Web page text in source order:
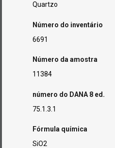
Quartzo
Número do inventário
6691
Número da amostra
11384
número do DANA 8 ed.
75.1.3.1
Fórmula química
SiO2